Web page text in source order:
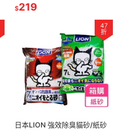
$219
47
折
日本LION 強效除臭貓砂/紙砂